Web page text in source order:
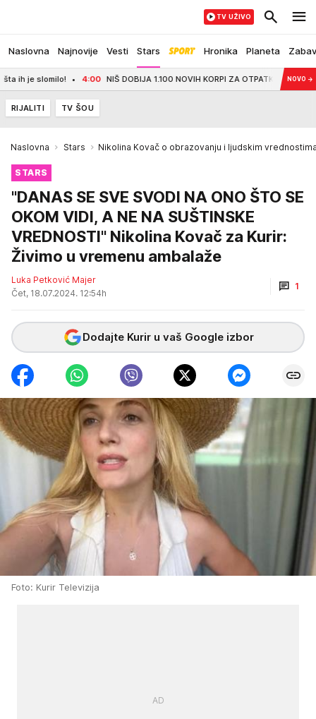
Naslovna Najnovije Vesti Stars Hronika Planeta
TV UŽIVO
je slomilo! 4:00 NIŠ DOBIJA 1.100 NOVIH KORPI ZA OTPATKE: Do jeseni
NOVO →
RIJALITI TV ŠOU
Naslovna Stars Nikolina Kovač o obrazovanju i ljudskim
STARS
"DANAS SE SVE SVODI NA ONO ŠTO SE
OKOM VIDI, A NE NA SUŠTINSKE
VREDNOSTI" Nikolina Kovač za Kurir:
Živimo u vremenu ambalaže
Luka Petković Majer
Čet, 18.07.2024. 12:54h
1
Dodajte Kurir u vaš Google izbor
Foto: Kurir Televizija